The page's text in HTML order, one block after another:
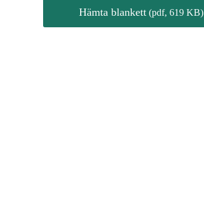
Hämta blankett (pdf, 619 KB)